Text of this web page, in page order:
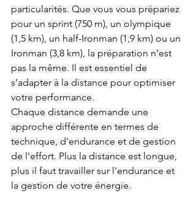
particularités. Que vous vous prépariez
pour un sprint (750 m), un olympique
(1,5 km), un half-Ironman (1,9 km) ou un
Ironman (3,8 km), la préparation n’est
pas la même. Il est essentiel de
s’adapter à la distance pour optimiser
votre performance.
Chaque distance demande une
approche différente en termes de
technique, d'endurance et de gestion
de l’effort. Plus la distance est longue,
plus il faut travailler sur l'endurance et
la gestion de votre énergie.